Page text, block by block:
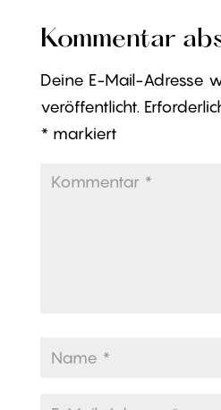
Kommentar
Deine E-Mail-Adresse
veröffentlicht.
*markiert